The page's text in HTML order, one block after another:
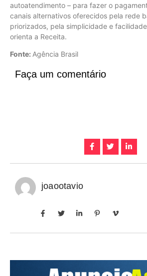
autoatendimento – para fazer o
canais alternativos oferecidos pela rede
priorizados, pela simplicidade e
orienta a Receita.
Fonte: Agência Brasil
Faça um comentário
joaootavio